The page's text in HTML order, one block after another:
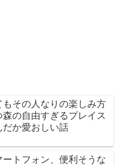
もその人なりの楽しみ方
森の自由すぎるプレイス
だか愛おしい話
ートフォン、便利そうな